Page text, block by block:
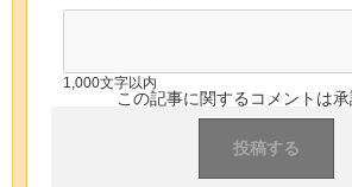
1,000文字以内
この記事に関するコメントは